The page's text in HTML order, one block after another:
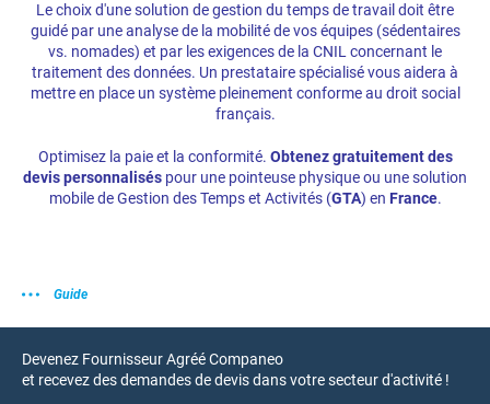
Le choix d'une solution de gestion du temps de travail doit être
guidé par une analyse de la mobilité de vos équipes (sédentaires
vs. nomades) et par les exigences de la CNIL concernant le
traitement des données. Un prestataire spécialisé vous aidera à
mettre en place un système pleinement conforme au droit social
français.
Optimisez la paie et la conformité. Obtenez gratuitement des
devis personnalisés pour une pointeuse physique ou une solution
mobile de Gestion des Temps et Activités (GTA) en France.
Guide
Devenez Fournisseur Agréé Companeo
et recevez des demandes de devis dans votre secteur d'activité !